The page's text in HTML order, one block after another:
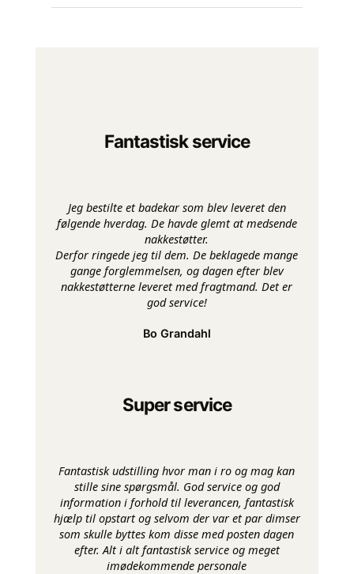
Fantastisk service
Jeg bestilte et badekar som blev leveret den
følgende hverdag. De havde glemt at medsende
nakkestøtter.
Derfor ringede jeg til dem. De beklagede mange
gange forglemmelsen, og dagen efter blev
nakkestøtterne leveret med fragtmand. Det er
god service!
Bo Grandahl
Super service
Fantastisk udstilling hvor man i ro og mag kan
stille sine spørgsmål. God service og god
information i forhold til leverancen, fantastisk
hjælp til opstart og selvom der var et par dimser
som skulle byttes kom disse med posten dagen
efter. Alt i alt fantastisk service og meget
imødekommende personale